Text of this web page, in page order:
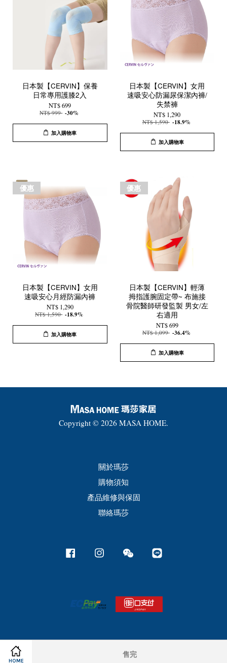
HOME
售完
日本製【CERVIN】保養
日常專用護膝2入
NT$ 699
NT$ 999 -30%
加入購物車
日本製【CERVIN】女用
速吸安心防漏尿保潔內褲/
失禁褲
NT$ 1,290
NT$ 1,590 -18.9%
加入購物車
優惠
日本製【CERVIN】女用
速吸安心月經防漏內褲
NT$ 1,290
NT$ 1,590 -18.9%
加入購物車
優惠
日本製【CERVIN】輕薄
拇指護腕固定帶~ 布施接
骨院醫師研發監製 男女/左
右適用
NT$ 699
NT$ 1,099 -36.4%
加入購物車
Copyright © 2026 MASA HOME.
關於瑪莎
購物須知
產品維修與保固
聯絡瑪莎
Facebook Instagram Wechat